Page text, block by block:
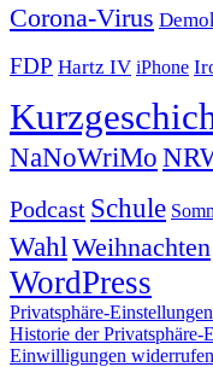
Corona-Virus
FDP Hartz IV iPhone
NaNoWriMo
Podcast Schule
Wahl Weihnachten
WordPress
Privatsphäre-
Historie der Privatsphäre-
Einwilligungen widerrufen